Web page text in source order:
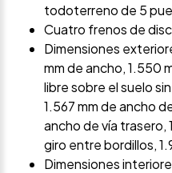
todoterreno de 5
Cuatro frenos de
Dimensiones
mm de ancho, 1.550
libre sobre el suelo
1.567 mm de ancho
ancho de vía
giro entre bordillos,
Dimensiones